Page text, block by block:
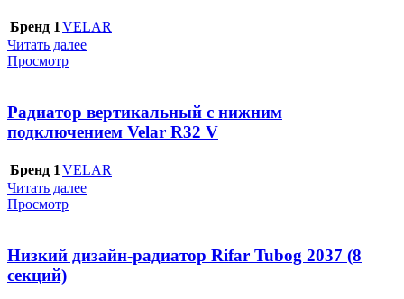
Бренд 1VELAR
Читать далее
Просмотр
Радиатор вертикальный с нижним
подключением Velar R32 V
Бренд 1 VELAR
Читать далее
Просмотр
Низкий дизайн-радиатор Rifar Tubog 2037 (8
секций)